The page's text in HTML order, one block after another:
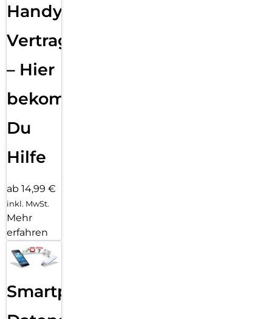
Handy
Vertragsabwicklung
– Hier
bekommst
Du
Hilfe
ab 14,99 €
inkl. MwSt.
Mehr
erfahren
Smartphone